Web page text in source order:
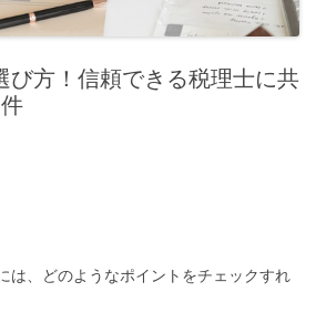
び方！信頼できる税理士に共
は、どのようなポイントをチェックすれ